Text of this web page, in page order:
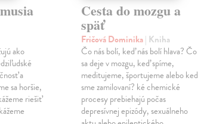
ako
a
sa horšie,
riešiť
Cesta do mozgu a
späť
Fričová Dominika| Kniha
Čo nás bolí, keď nás bolí hlava? Čo
sa deje v mozgu, keď spíme,
meditujeme, športujeme alebo keď
sme zamilovaní? ké chemické
procesy prebiehajú počas
depresívnej epizódy, sexuálneho